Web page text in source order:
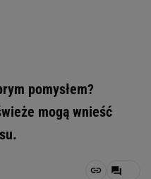
pomysłem?
mogą wnieść